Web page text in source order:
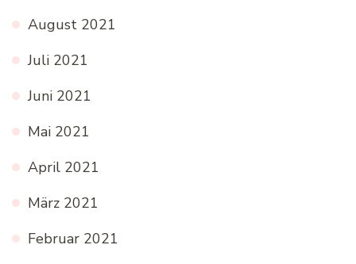
August 2021
Juli 2021
Juni 2021
Mai 2021
April 2021
März 2021
Februar 2021